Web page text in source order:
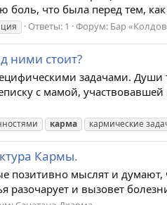
что была перед тем,
Ответы: 1 Форум: Бар
ними стоит?
задачами. Души
с мамой,
карма кармические
Кармы.
мыслят и думают,
разочарует и вызовет